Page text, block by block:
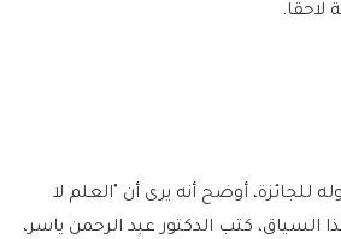
لاحقا.
للجائزة، أوضح أنه يرى أن "العلم لا
السياق، كتب الدكتور عبد الرحمن ياسر،